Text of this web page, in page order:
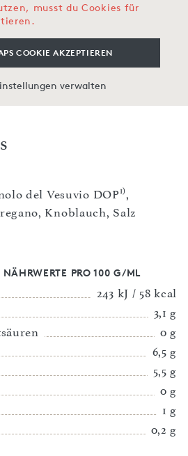
musst du Cookies für
COOKIE AKZEPTIEREN
verwalten
del Vesuvio DOP1),
Knoblauch, Salz
PRO 100 G/ML
243 kJ / 58 kcal
3,1 g
0 g
6,5 g
5,5 g
0 g
1 g
0,2 g